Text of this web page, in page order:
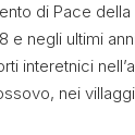
di Pace della
e negli ultimi
interetnici
nei